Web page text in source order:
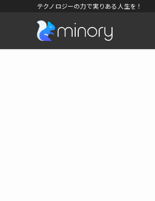
テクノロジーの力で実りある人生を！